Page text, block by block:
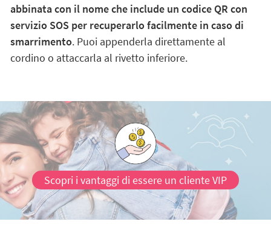
abbinata con il nome che include un codice QR con
servizio SOS per recuperarlo facilmente in caso di
smarrimento. Puoi appenderla direttamente al
cordino o attaccarla al rivetto inferiore.
Scopri i vantaggi di essere un cliente VIP